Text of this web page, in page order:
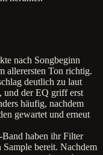
nach Songbeginn
allerersten Ton richtig.
deutlich zu laut
und der EQ griff erst
häufig, nachdem
gewartet und erneut
haben ihr Filter
Sample bereit. Nachdem